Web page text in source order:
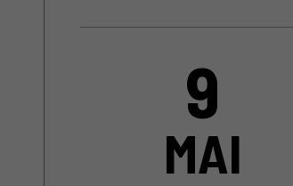
9
MAI